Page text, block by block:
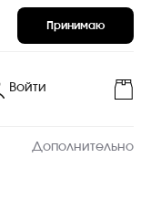
Принимаю
Войти
Дополнительно